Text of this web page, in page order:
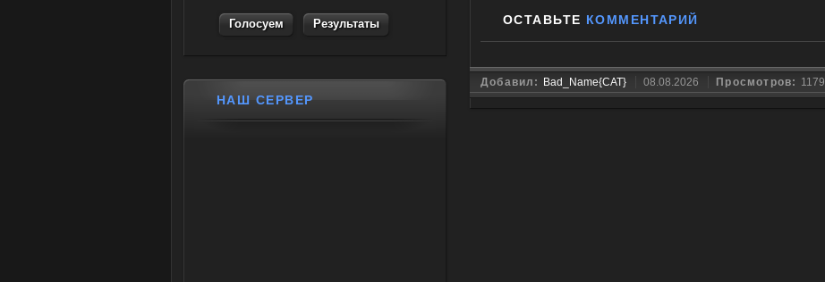
ОСТАВЬТЕ КОММЕНТАРИЙ
Добавил: Bad_Name{CAT} 08.08.2026 Просмотров: 1179
Результаты
НАШ СЕРВЕР